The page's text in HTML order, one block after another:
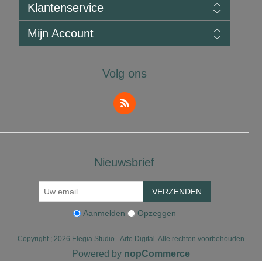
Verzending
Privacy
Servicevoorwaarden
Over Ons
Klantenservice
BlogMijn Account
Volg ons
Nieuwsbrief
VERZENDEN
Aanmelden Opzeggen
Copyright ; 2026 Elegia Studio - Arte Digital. Alle rechten voorbehouden
Powered by nopCommerce